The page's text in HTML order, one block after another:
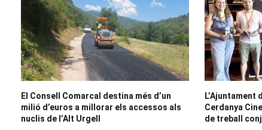
El Consell Comarcal destina més d’un
milió d’euros a millorar els accessos als
nuclis de l’Alt Urgell
L’Ajuntament
Cerdanya
de treball